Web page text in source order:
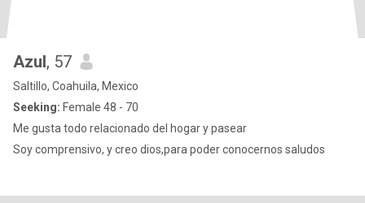
Azul, 57
Saltillo, Coahuila, Mexico
Seeking: Female 48 - 70
Me gusta todo relacionado del hogar y pasear
Soy comprensivo, y creo dios,para poder conocernos saludos